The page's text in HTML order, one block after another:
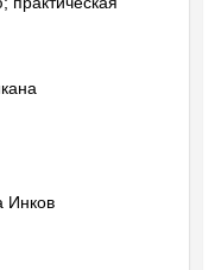
Инков